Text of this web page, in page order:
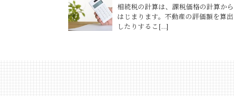
相続税の計算は、課税価格の計算から
はじまります。不動産の評価額を算出
したりするこ[...]